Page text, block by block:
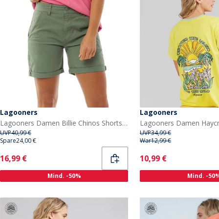
Lagooners
Lagooners Damen Billie Chinos Shorts Khaki
UVP40,99 €
Spare24,00 €
Current
16,99 €
Mind. -50%
Lagooners
UVP34,99 €
War12,99 €
Current
10,99 €
Mind. -